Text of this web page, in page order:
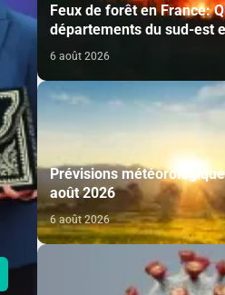
Feux de forêt en France:
départements du sud-est
élevé"
6 août 2026
Prévisions
août 2026
6 août 2026